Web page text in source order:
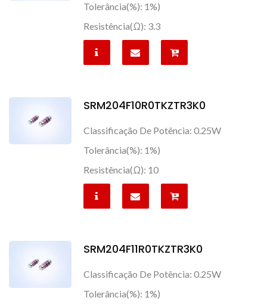
Tolerância(%): 1%)
Resistência(Ω): 3.3
SRM204F10R0TKZTR3K0
Classificação De Potência: 0.25W
Tolerância(%): 1%)
Resistência(Ω): 10
SRM204F11R0TKZTR3K0
Classificação De Potência: 0.25W
Tolerância(%): 1%)